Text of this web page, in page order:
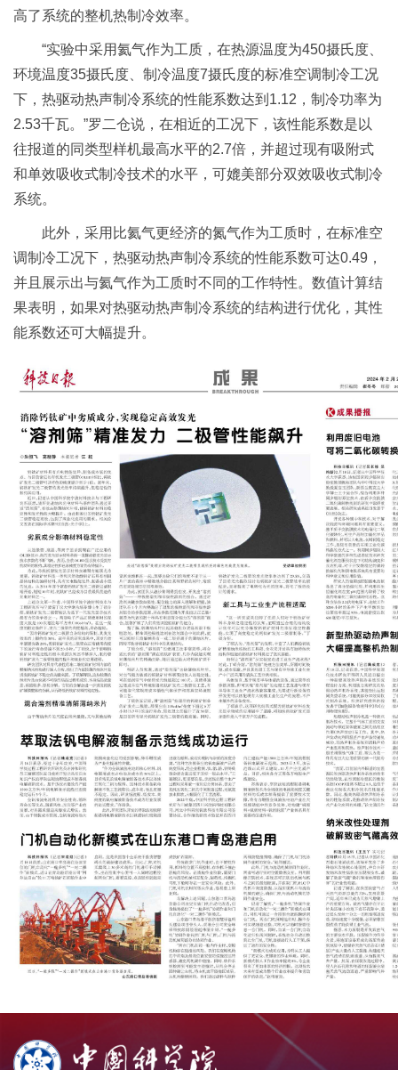
高了系统的整机热制冷效率。
“实验中采用氦气作为工质，在热源温度为450摄氏度、
环境温度35摄氏度、制冷温度7摄氏度的标准空调制冷工况
下，热驱动热声制冷系统的性能系数达到1.12，制冷功率为
2.53千瓦。”罗二仓说，在相近的工况下，该性能系数是以
往报道的同类型样机最高水平的2.7倍，并超过现有吸附式
和单效吸收式制冷技术的水平，可媲美部分双效吸收式制冷
系统。
此外，采用比氦气更经济的氮气作为工质时，在标准空
调制冷工况下，热驱动热声制冷系统的性能系数可达0.49，
并且展示出与氦气作为工质时不同的工作特性。数值计算结
果表明，如果对热驱动热声制冷系统的结构进行优化，其性
能系数还可大幅提升。